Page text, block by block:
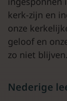
kerk-zijn en
onze
geloof en
zo niet blijven.
Nederige